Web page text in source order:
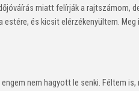
miatt felírják a
és kicsit elérzékenyültem.
nem hagyott le senki. Féltem